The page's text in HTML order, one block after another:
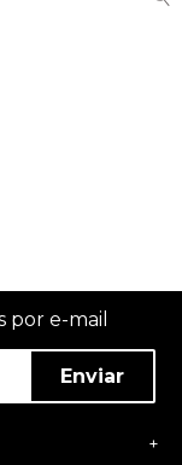
por e-mail
Enviar